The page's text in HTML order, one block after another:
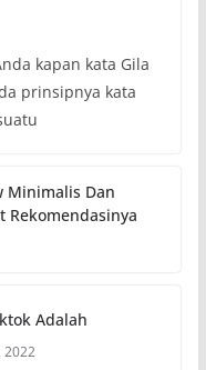
kapan kata Gila
prinsipnya kata
Minimalis Dan
Rekomendasinya
Adalah
2022